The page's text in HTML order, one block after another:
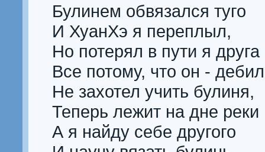
Булинем обвязался туго
И ХуанХэ я переплыл,
Но потерял в пути я друга
Все потому, что он - дебил
Не захотел учить булиня,
Теперь лежит на дне реки
А я найду себе другого